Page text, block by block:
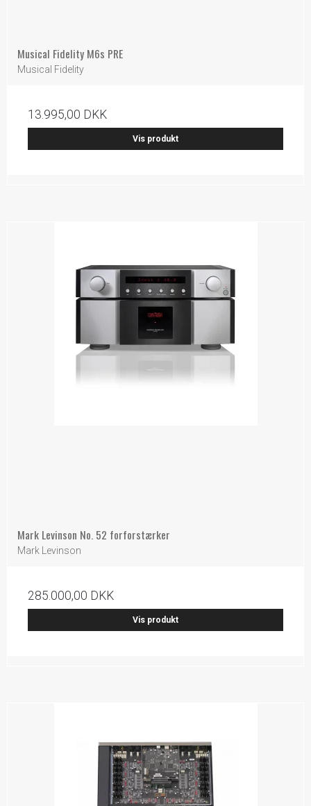
Musical Fidelity M6s PRE
Musical Fidelity
13.995,00 DKK
Vis produkt
Mark Levinson No. 52 forforstærker
Mark Levinson
285.000,00 DKK
Vis produkt